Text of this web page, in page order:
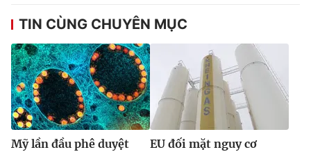
TIN CÙNG CHUYÊN MỤC
Mỹ lần đầu phê duyệt
EU đối mặt nguy cơ